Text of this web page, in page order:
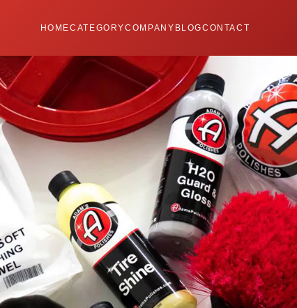
HOMECATEGORYCOMPANY BLOGCONTACT